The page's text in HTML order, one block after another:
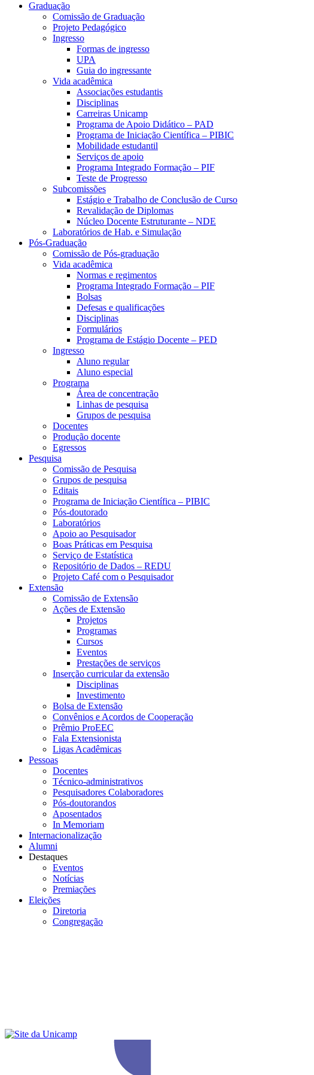
Graduação
Comissão de Graduação
Projeto Pedagógico
Ingresso
Formas de ingresso
UPA
Guia do ingressante
Vida acadêmica
Associações estudantis
Disciplinas
Carreiras Unicamp
Programa de Apoio Didático – PAD
Programa de Iniciação Científica – PIBIC
Mobilidade estudantil
Serviços de apoio
Programa Integrado Formação – PIF
Teste de Progresso
Subcomissões
Estágio e Trabalho de Conclusão de Curso
Revalidação de Diplomas
Núcleo Docente Estruturante – NDE
Laboratórios de Hab. e Simulação
Pós-Graduação
Comissão de Pós-graduação
Vida acadêmica
Normas e regimentos
Programa Integrado Formação – PIF
Bolsas
Defesas e qualificações
Disciplinas
Formulários
Programa de Estágio Docente – PED
Ingresso
Aluno regular
Aluno especial
Programa
Área de concentração
Linhas de pesquisa
Grupos de pesquisa
Docentes
Produção docente
Egressos
Pesquisa
Comissão de Pesquisa
Grupos de pesquisa
Editais
Programa de Iniciação Científica – PIBIC
Pós-doutorado
Laboratórios
Apoio ao Pesquisador
Boas Práticas em Pesquisa
Serviço de Estatística
Repositório de Dados – REDU
Projeto Café com o Pesquisador
Extensão
Comissão de Extensão
Ações de Extensão
Projetos
Programas
Cursos
Eventos
Prestações de serviços
Inserção curricular da extensão
Disciplinas
Investimento
Bolsa de Extensão
Convênios e Acordos de Cooperação
Prêmio ProEEC
Fala Extensionista
Ligas Acadêmicas
Pessoas
Docentes
Técnico-administrativos
Pesquisadores Colaboradores
Pós-doutorandos
Aposentados
In Memoriam
Internacionalização
Alumni
Destaques
Eventos
Notícias
Premiações
Eleições
Diretoria
Congregação